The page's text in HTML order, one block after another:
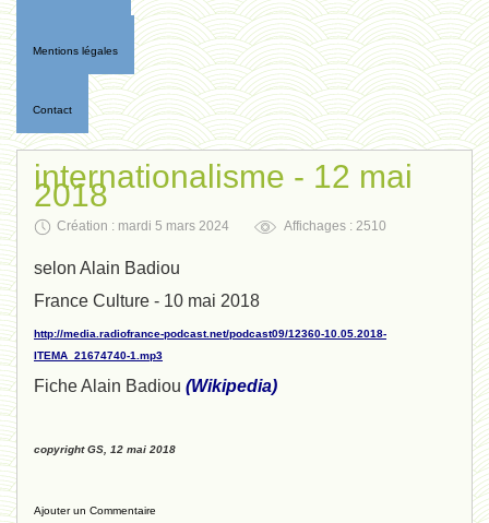
Mentions légales
Contact
internationalisme - 12 mai
2018
Création : mardi 5 mars 2024 Affichages : 2510
selon Alain Badiou
France Culture - 10 mai 2018
http://media.radiofrance-podcast.net/podcast09/12360-10.05.2018-
ITEMA_21674740-1.mp3
Fiche Alain Badiou (Wikipedia)
copyright GS, 12 mai 2018
Ajouter un Commentaire